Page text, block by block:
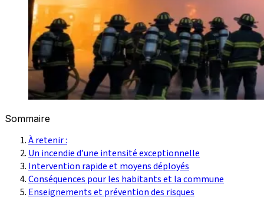
Sommaire
À retenir :
Un incendie d’une intensité exceptionnelle
Intervention rapide et moyens déployés
Conséquences pour les habitants et la commune
Enseignements et prévention des risques